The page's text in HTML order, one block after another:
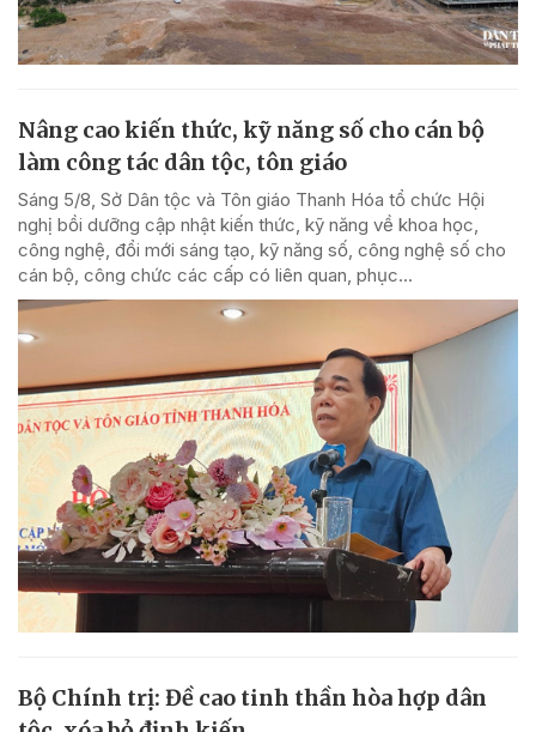
Nâng cao kiến thức, kỹ năng số cho cán bộ
làm công tác dân tộc, tôn giáo
Sáng 5/8, Sở Dân tộc và Tôn giáo Thanh Hóa tổ chức Hội
nghị bồi dưỡng cập nhật kiến thức, kỹ năng về khoa học,
công nghệ, đổi mới sáng tạo, kỹ năng số, công nghệ số cho
cán bộ, công chức các cấp có liên quan, phục...
Bộ Chính trị: Đề cao tinh thần hòa hợp dân